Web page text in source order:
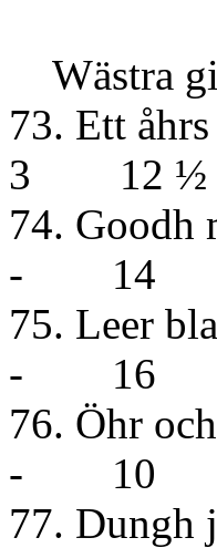
Wästra
73. Ett
3 12 ½
74.
- 14
75.
- 16
76.
- 10